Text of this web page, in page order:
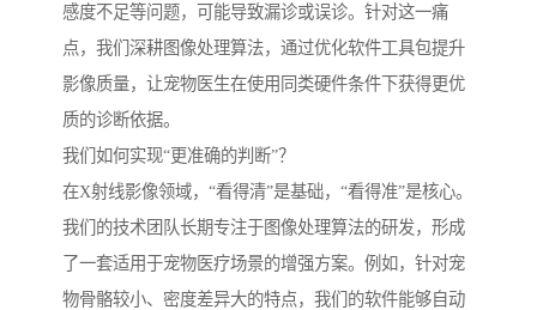
感度不足等问题，可能导致漏诊或误诊。针对这一痛
点，我们深耕图像处理算法，通过优化软件工具包提升
影像质量，让宠物医生在使用同类硬件条件下获得更优
质的诊断依据。
我们如何实现“更准确的判断”？
在X射线影像领域，“看得清”是基础，“看得准”是核心。
我们的技术团队长期专注于图像处理算法的研发，形成
了一套适用于宠物医疗场景的增强方案。例如，针对宠
物骨骼较小、密度差异大的特点，我们的软件能够自动